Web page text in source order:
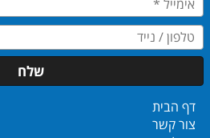
שלח
דף הבית
צור קשר